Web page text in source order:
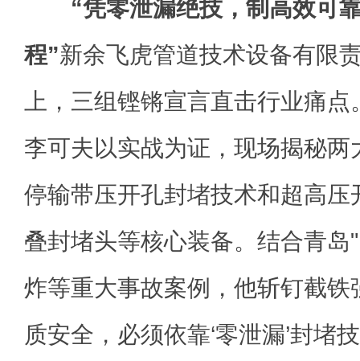
“凭零泄漏绝技，制高效可
程”新余飞虎管道技术设备有限
上，三组铿锵宣言直击行业痛
李可夫以实战为证，现场揭秘
停输带压开孔封堵技术和超高压
叠封堵头等核心装备。结合青岛
炸等重大事故案例，他斩钉截铁
质安全，必须依靠‘零泄漏’封堵